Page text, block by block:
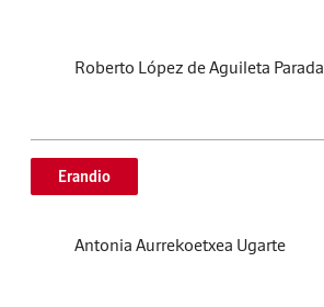
Roberto López de Aguileta Parada
Erandio
Antonia Aurrekoetxea Ugarte